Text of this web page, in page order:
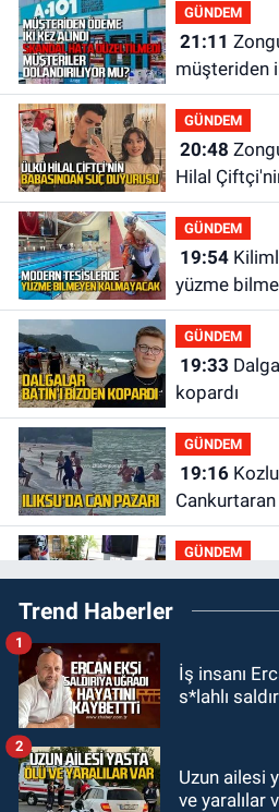
GÜNDEM
21:11
müşteriden
geri
GÜNDEM
20:48
Hilal
duyurusu
GÜNDEM
19:54Kilimli'de modern tesislerde
yüzme
GÜNDEM
19:33
kopardı
GÜNDEM
19:16Kozlu Ilıksu’da can pazarı!
Cankurtaran
GÜNDEM
19:01Çaycumalılar Derneği
Başkanı
17:45
17:39Şampiyondan GMİS'e
Trend Haberler
İş insanı
s*lahlı
1
Uzun ailesi
ve yaralılar
2